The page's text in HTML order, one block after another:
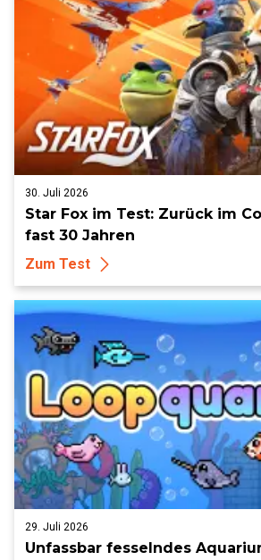
30. Juli 2026
Star Fox im Test: Zurück im
fast 30 Jahren
Zum Test
29. Juli 2026
Unfassbar fesselndes